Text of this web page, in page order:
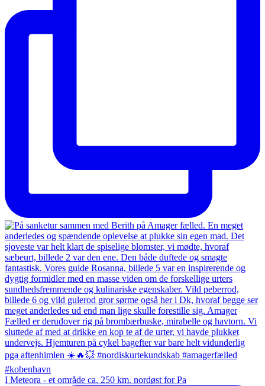
I Meteora - et område ca. 250 km. nordøst for Pa